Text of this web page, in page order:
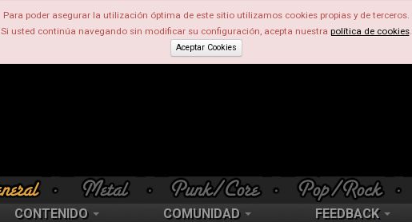
Para poder asegurar la utilización óptima de este sitio utilizamos cookies propias y de terceros.
Si usted continúa navegando sin modificar su configuración, acepta nuestra política de cookies.
Aceptar Cookies
CONTENIDO COMUNIDAD FEEDBACK